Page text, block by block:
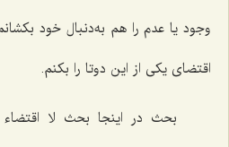
وجود یا عدم را هم به‌دنبال خود
اقتضای یکی از این دوتا را بکنم.
بحث در اینجا بحث لا